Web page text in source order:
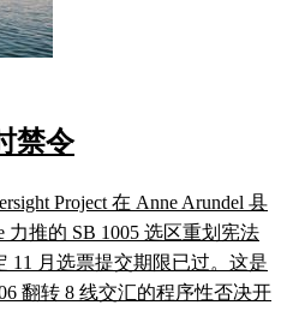
禁令
Project 在 Anne Arundel 县
力推的 SB 1005 选区重划宪法
11 月选票提交期限已过。这是
翻转 8 线交汇的程序性否决开